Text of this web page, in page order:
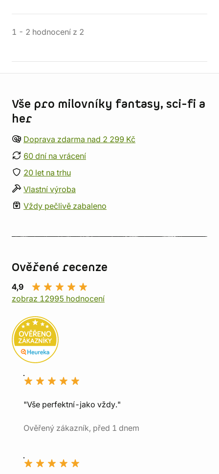
1 - 2 hodnocení z 2
Vše pro milovníky fantasy, sci-fi a
her
Doprava zdarma nad 2 299 Kč
60 dní na vrácení
20 let na trhu
Vlastní výroba
Vždy pečlivě zabaleno
Ověřené recenze
4,9
zobraz 12995 hodnocení
"Vše perfektní-jako vždy."
Ověřený zákazník, před 1 dnem